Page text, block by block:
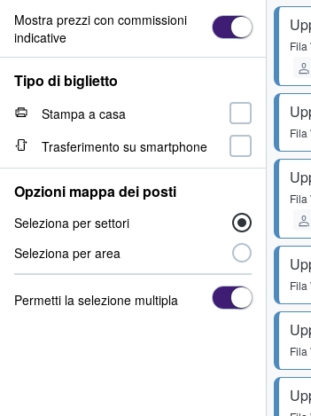
Fila
Fila
Fila
Fila
Fila
Mostra prezzi con commissioni
indicative
Tipo di biglietto
Stampa a casa
Trasferimento su smartphone
Opzioni mappa dei posti
Seleziona per settori
Seleziona per area
Permetti la selezione multipla